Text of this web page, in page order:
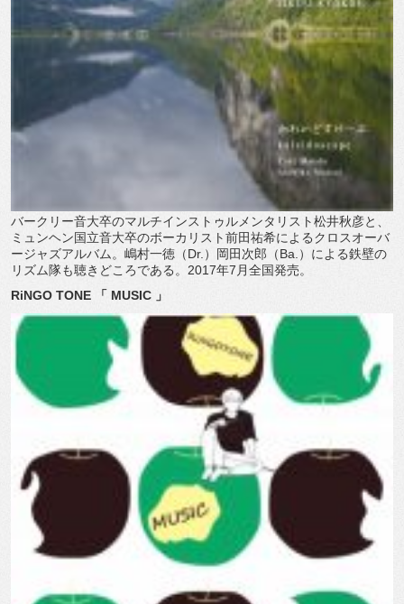
バークリー音大卒のマルチインストゥルメンタリスト松井秋彦と、
ミュンヘン国立音大卒のボーカリスト前田祐希によるクロスオーバ
ージャズアルバム。嶋村一徳（Dr.）岡田次郎（Ba.）による鉄壁の
リズム隊も聴きどころである。2017年7月全国発売。
RiNGO TONE 「 MUSIC 」